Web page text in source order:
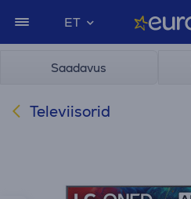
ET
Saadavus
Televiisorid